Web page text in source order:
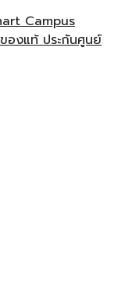
Campus
องแท้ ประกันศูนย์